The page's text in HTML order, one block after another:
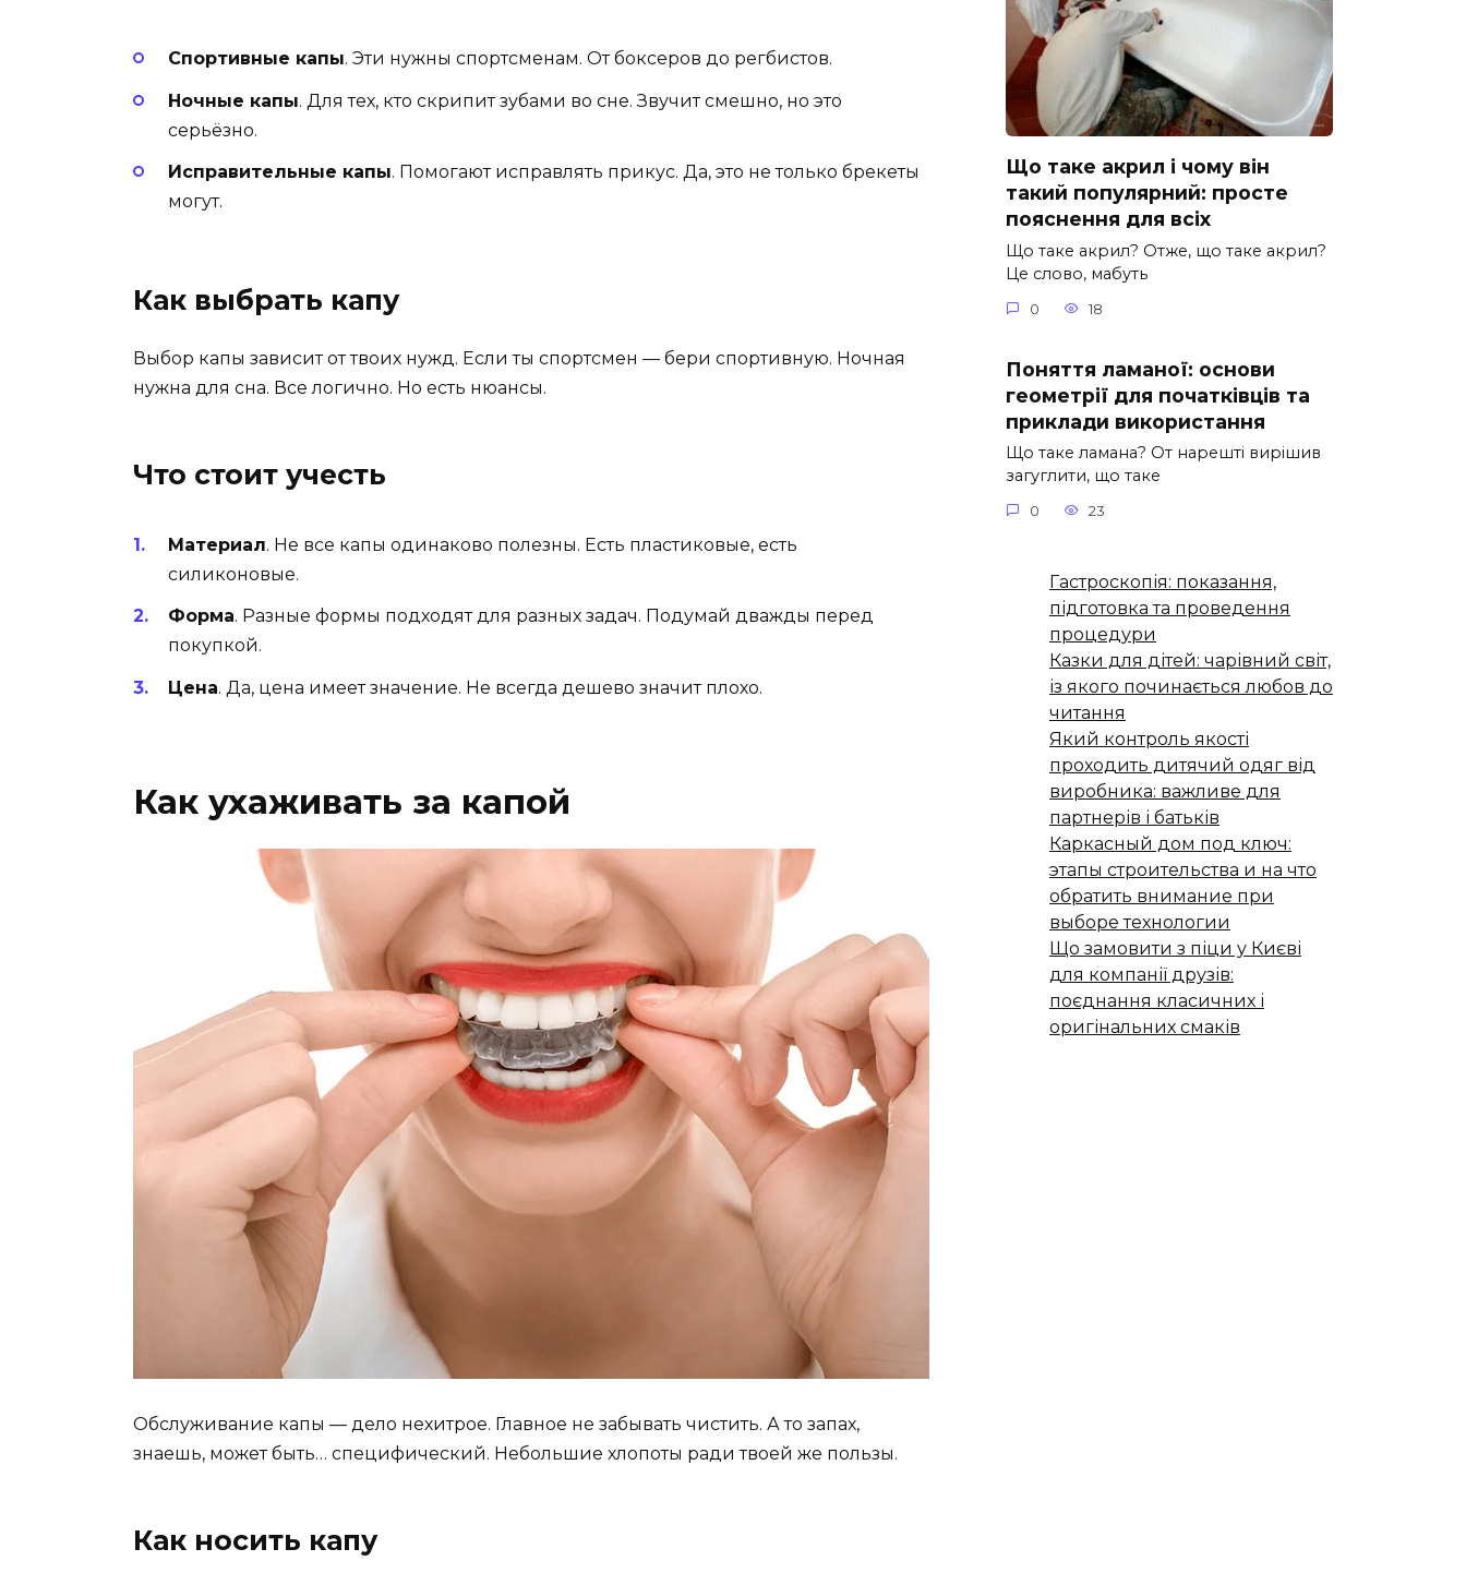
Спортивные капы. Эти нужны спортсменам. От боксеров до регбистов.
Ночные капы. Для тех, кто скрипит зубами во сне. Звучит смешно, но это
серьёзно.
Исправительные капы. Помогают исправлять прикус. Да, это не только брекеты
могут.
Как выбрать капу
Выбор капы зависит от твоих нужд. Если ты спортсмен — бери спортивную. Ночная
нужна для сна. Все логично. Но есть нюансы.
Что стоит учесть
Материал. Не все капы одинаково полезны. Есть пластиковые, есть
силиконовые.
Форма. Разные формы подходят для разных задач. Подумай дважды перед
покупкой.
Цена. Да, цена имеет значение. Не всегда дешево значит плохо.
Как ухаживать за капой
Обслуживание капы — дело нехитрое. Главное не забывать чистить. А то запах,
знаешь, может быть… специфический. Небольшие хлопоты ради твоей же пользы.
Как носить капу
Що таке акрил і чому він
такий популярний: просте
пояснення для всіх
Що таке акрил? Отже, що таке акрил?
Це слово, мабуть
0 18
Поняття ламаної: основи
геометрії для початківців та
приклади використання
Що таке ламана? От нарешті вирішив
загуглити, що таке
0 23
Гастроскопія: показання,
підготовка та проведення
процедури
Казки для дітей: чарівний світ,
із якого починається любов до
читання
Який контроль якості
проходить дитячий одяг від
виробника: важливе для
партнерів і батьків
Каркасный дом под ключ:
этапы строительства и на что
обратить внимание при
выборе технологии
Що замовити з піци у Києві
для компанії друзів:
поєднання класичних і
оригінальних смаків